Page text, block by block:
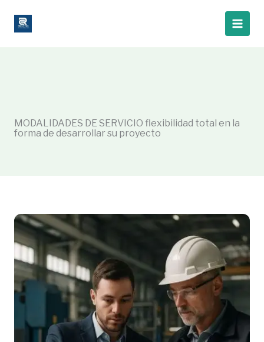
contenido
MODALIDADES DE SERVICIO flexibilidad total en la
forma de desarrollar su proyecto